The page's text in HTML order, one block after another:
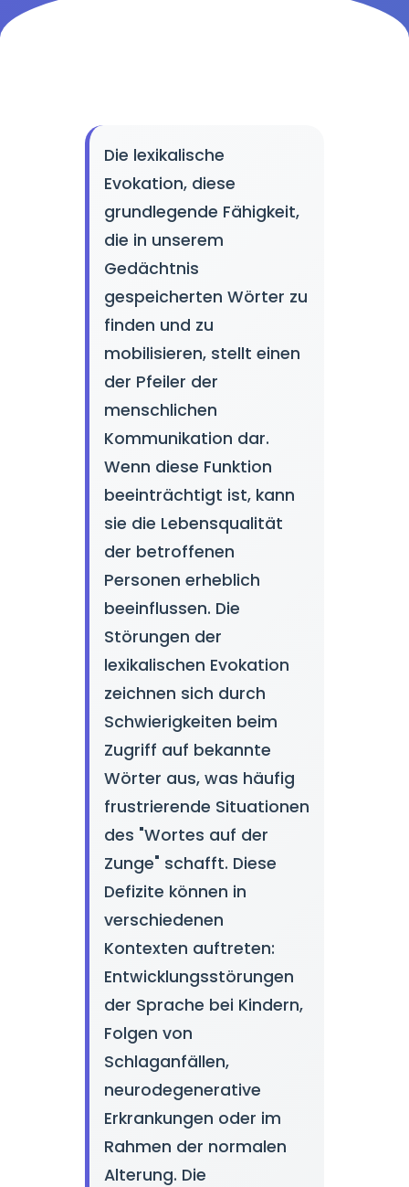
Die lexikalische
Evokation, diese
grundlegende Fähigkeit,
die in unserem
Gedächtnis
gespeicherten Wörter zu
finden und zu
mobilisieren, stellt einen
der Pfeiler der
menschlichen
Kommunikation dar.
Wenn diese Funktion
beeinträchtigt ist, kann
sie die Lebensqualität
der betroffenen
Personen erheblich
beeinflussen. Die
Störungen der
lexikalischen Evokation
zeichnen sich durch
Schwierigkeiten beim
Zugriff auf bekannte
Wörter aus, was häufig
frustrierende Situationen
des "Wortes auf der
Zunge" schafft. Diese
Defizite können in
verschiedenen
Kontexten auftreten:
Entwicklungsstörungen
der Sprache bei Kindern,
Folgen von
Schlaganfällen,
neurodegenerative
Erkrankungen oder im
Rahmen der normalen
Alterung. Die